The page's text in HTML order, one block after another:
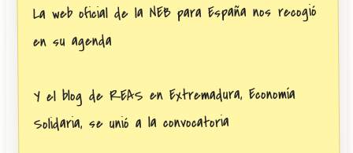
La web oficial de la NEB para España nos recogió
en su agenda
Y el blog de REAS en Extremadura, Economía
Solidaria, se unió a la convocatoria